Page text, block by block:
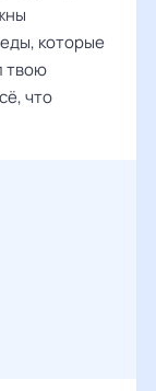
которые
твою
что